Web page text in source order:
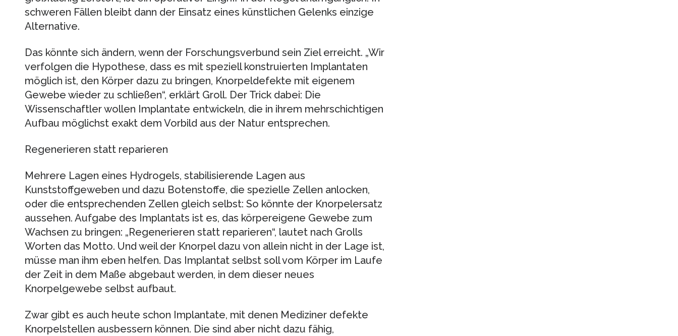
schweren Fällen bleibt dann der Einsatz eines künstlichen Gelenks einzige
Alternative.
Das könnte sich ändern, wenn der Forschungsverbund sein Ziel erreicht. „Wir
verfolgen die Hypothese, dass es mit speziell konstruierten Implantaten
möglich ist, den Körper dazu zu bringen, Knorpeldefekte mit eigenem
Gewebe wieder zu schließen“, erklärt Groll. Der Trick dabei: Die
Wissenschaftler wollen Implantate entwickeln, die in ihrem mehrschichtigen
Aufbau möglichst exakt dem Vorbild aus der Natur entsprechen.
Regenerieren statt reparieren
Mehrere Lagen eines Hydrogels, stabilisierende Lagen aus
Kunststoffgeweben und dazu Botenstoffe, die spezielle Zellen anlocken,
oder die entsprechenden Zellen gleich selbst: So könnte der Knorpelersatz
aussehen. Aufgabe des Implantats ist es, das körpereigene Gewebe zum
Wachsen zu bringen: „Regenerieren statt reparieren“, lautet nach Grolls
Worten das Motto. Und weil der Knorpel dazu von allein nicht in der Lage ist,
müsse man ihm eben helfen. Das Implantat selbst soll vom Körper im Laufe
der Zeit in dem Maße abgebaut werden, in dem dieser neues
Knorpelgewebe selbst aufbaut.
Zwar gibt es auch heute schon Implantate, mit denen Mediziner defekte
Knorpelstellen ausbessern können. Die sind aber nicht dazu fähig,